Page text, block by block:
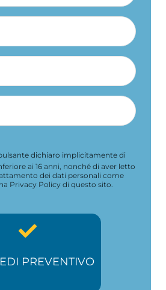
dichiaro implicitamente di
ai 16 anni, nonché di aver letto
dei dati personali come
Privacy Policy di questo sito.